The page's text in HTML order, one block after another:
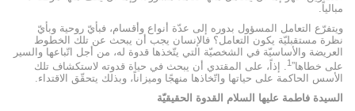
مبالياً.
ويتفرّع التعامل المسؤول بدوره إلى عدّة أنواع وأقسام، فبأيّ روحية وبأيّ
نظرة مستقبليّة يكون التعامل؟ فالإنسان يجب أن يبحث عن تلك الخطوط
العريضة والأساسيّة في الشخصيّة التي يتّخذها قدوة له، من أجل اتّباعها والسير
على خطاها”1. إذاً، على المقتدي أن يبحث في حياة قدوته لاستكشاف تلك
الأسس الحاكمة على حياتها واتّخاذها منهجًا وميزاناً، وبذلك يتحقّق الاقتداء.
السيدة فاطمة عليها السلام القدوة الحقيقيّة